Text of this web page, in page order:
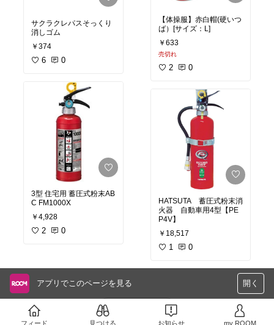
サクラクレパスそっくり
消しゴム
￥374
6 0
3型 住宅用 蓄圧式粉末AB
C FM1000X
￥4,928
2 0
【体操服】赤白帽(硬いつ
ば）[サイズ：L]
￥633
売切れ
2 0
HATSUTA 蓄圧式粉末消
火器 自動車用4型【PE
P4V】
￥18,517
1 0
アプリでこのページを見る 開く
フィード 見つける お知らせ my ROOM